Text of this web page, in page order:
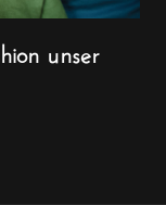
unser